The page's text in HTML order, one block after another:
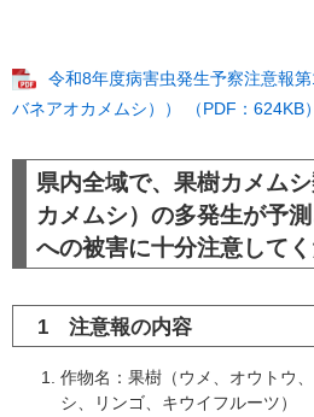
令和8年度病害虫発生予察注意報
バネアオカメムシ）） （PDF：624KB）
県内全域で、果樹カメム
カメムシ）の多発生が予
への被害に十分注意してく
1 注意報の内容
作物名：果樹（ウメ、オウトウ
シ、リンゴ、キウイフルーツ）